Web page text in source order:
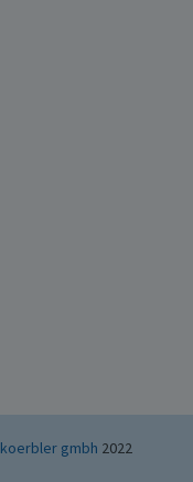
koerbler gmbh 2022